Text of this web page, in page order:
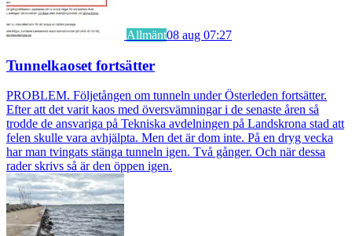
Allmänt08 aug 07:27
Tunnelkaoset fortsätter
PROBLEM. Följetången om tunneln under Österleden fortsätter.
Efter att det varit kaos med översvämningar i de senaste åren så
trodde de ansvariga på Tekniska avdelningen på Landskrona stad att
felen skulle vara avhjälpta. Men det är dom inte. På en dryg vecka
har man tvingats stänga tunneln igen. Två gånger. Och när dessa
rader skrivs så är den öppen igen.